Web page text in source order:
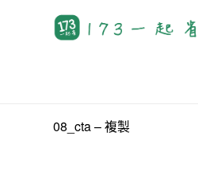
08_cta – 複製